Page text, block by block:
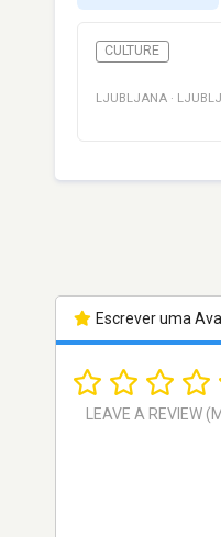
CULTURE
LJUBLJANA ·
Escrever uma